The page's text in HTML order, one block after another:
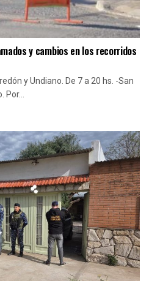
y cambios en los recorridos
y Undiano. De 7 a 20 hs. -San